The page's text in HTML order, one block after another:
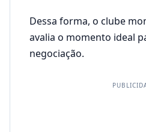
Dessa forma, o clube
avalia o momento ideal
negociação.